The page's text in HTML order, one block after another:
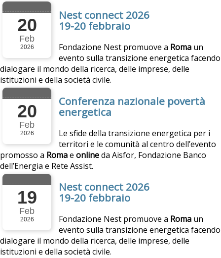
20
Feb
2026
Nest connect 2026
19-20 febbraio
Fondazione Nest promuove a Roma un
evento sulla transizione energetica facendo
dialogare il mondo della ricerca, delle imprese, delle
istituzioni e della società civile.
20
Feb
2026
Conferenza nazionale povertà
energetica
Le sfide della transizione energetica per i
territori e le comunità al centro dell’evento
promosso a Romae onlineda Aisfor, Fondazione Banco
dell’Energia e Rete Assist.
19
Feb
2026
Nest connect 2026
19-20 febbraio
Fondazione Nest promuove a Roma un
evento sulla transizione energetica facendo
dialogare il mondo della ricerca, delle imprese, delle
istituzioni e della società civile.